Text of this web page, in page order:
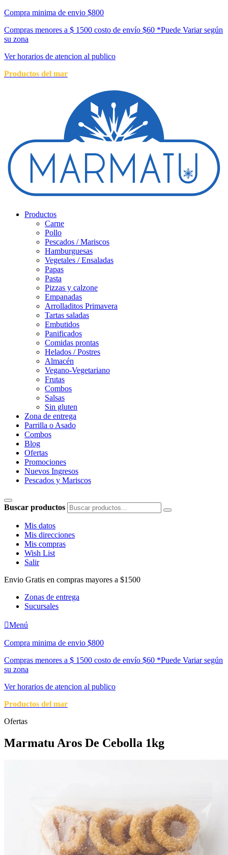
Compra minima de envio $800
Compras menores a $ 1500 costo de envío $60 *Puede Variar según
su zona
Ver horarios de atencion al publico
Productos del mar
Productos
Carne
Pollo
Pescados / Mariscos
Hamburguesas
Vegetales / Ensaladas
Papas
Pasta
Pizzas y calzone
Empanadas
Arrolladitos Primavera
Tartas saladas
Embutidos
Panificados
Comidas prontas
Helados / Postres
Almacén
Vegano-Vegetariano
Frutas
Combos
Salsas
Sin gluten
Zona de entrega
Parrilla o Asado
Combos
Blog
Ofertas
Promociones
Nuevos Ingresos
Pescados y Mariscos
Buscar productos
Mis datos
Mis direcciones
Mis compras
Wish List
Salir
Envio Gratis en compras mayores a $1500
Zonas de entrega
Sucursales
Menú
Compra minima de envio $800
Compras menores a $ 1500 costo de envío $60 *Puede Variar según
su zona
Ver horarios de atencion al publico
Productos del mar
Ofertas
Marmatu Aros De Cebolla 1kg